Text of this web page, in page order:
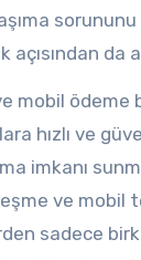
açısından da
mobil ödeme
hızlı ve
imkanı
ve mobil
sadece